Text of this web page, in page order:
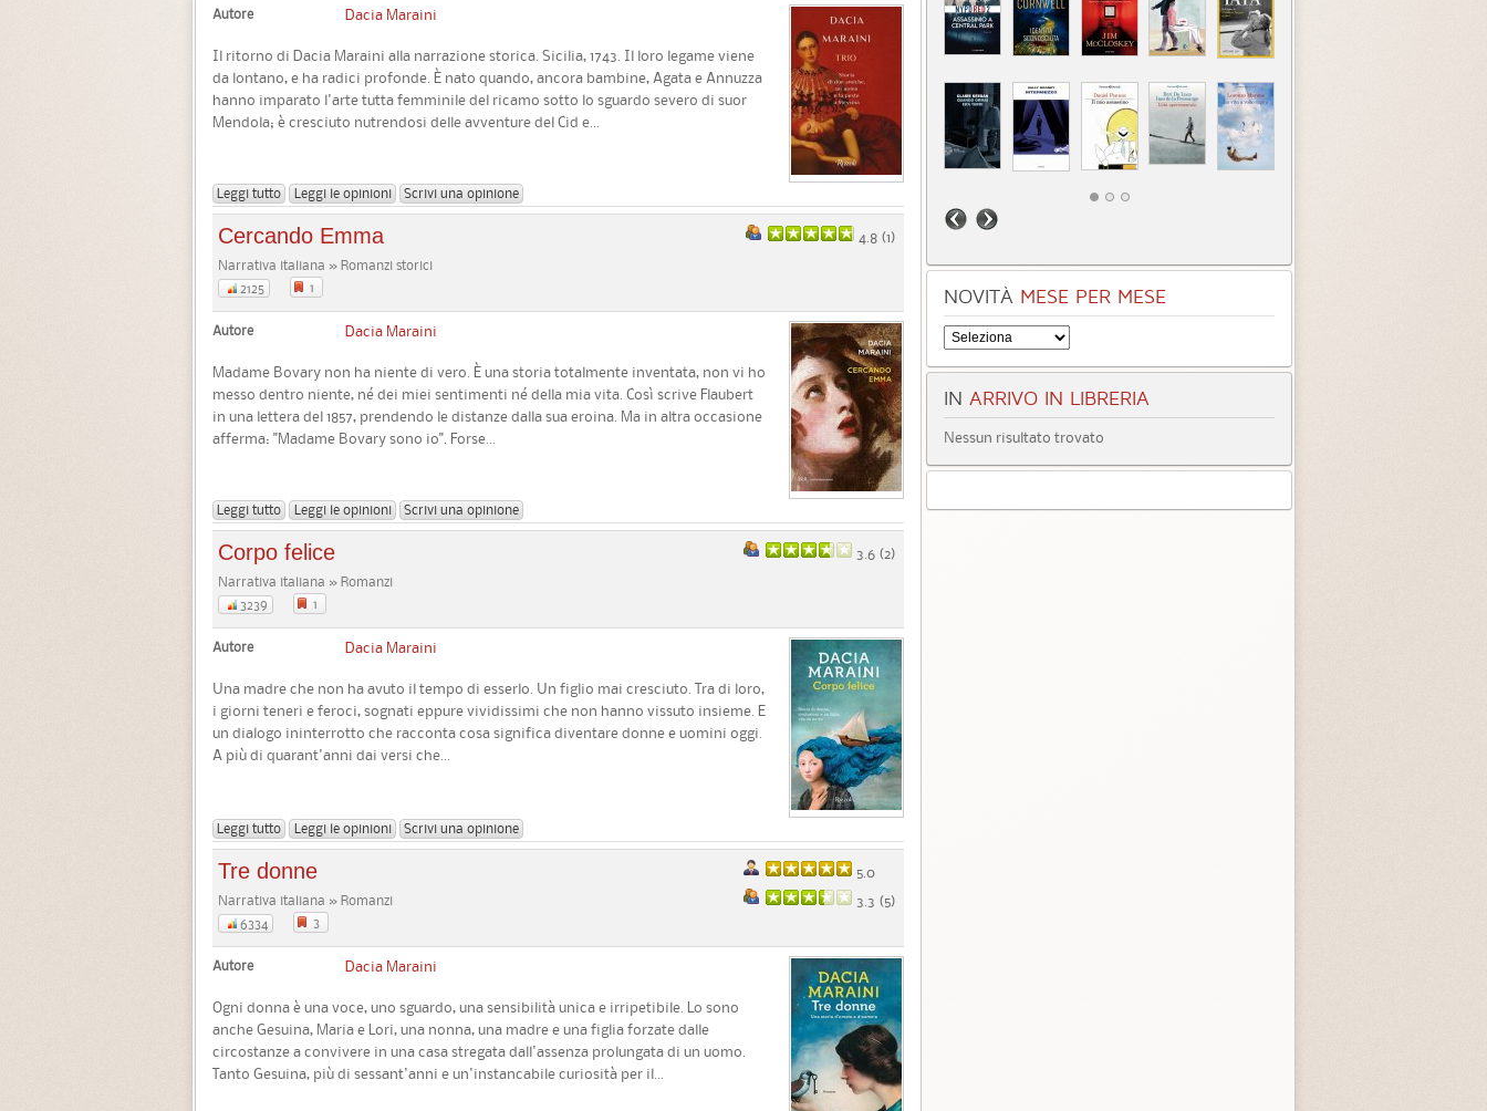
Autore Dacia Maraini
Il ritorno di Dacia Maraini alla narrazione storica. Sicilia, 1743. Il loro legame viene
da lontano, e ha radici profonde. È nato quando, ancora bambine, Agata e Annuzza
hanno imparato l'arte tutta femminile del ricamo sotto lo sguardo severo di suor
Mendola; è cresciuto nutrendosi delle avventure del Cid e...
Leggi tutto Leggi le opinioni Scrivi una opinione
4.8 (1)
Cercando Emma
Narrativa italiana » Romanzi storici
2125
1
Autore Dacia Maraini
Madame Bovary non ha niente di vero. È una storia totalmente inventata, non vi ho
messo dentro niente, né dei miei sentimenti né della mia vita. Così scrive Flaubert
in una lettera del 1857, prendendo le distanze dalla sua eroina. Ma in altra occasione
afferma: "Madame Bovary sono io". Forse...
Leggi tutto Leggi le opinioni Scrivi una opinione
3.6 (2)
Corpo felice
Narrativa italiana » Romanzi
3239
1
Autore Dacia Maraini
Una madre che non ha avuto il tempo di esserlo. Un figlio mai cresciuto. Tra di loro,
i giorni teneri e feroci, sognati eppure vividissimi che non hanno vissuto insieme. E
un dialogo ininterrotto che racconta cosa significa diventare donne e uomini oggi.
A più di quarant'anni dai versi che...
Leggi tutto Leggi le opinioni Scrivi una opinione
5.0
3.3 (5)
Tre donne
Narrativa italiana » Romanzi
6334
3
Autore Dacia Maraini
Ogni donna è una voce, uno sguardo, una sensibilità unica e irripetibile. Lo sono
anche Gesuina, Maria e Lori, una nonna, una madre e una figlia forzate dalle
circostanze a convivere in una casa stregata dall'assenza prolungata di un uomo.
Tanto Gesuina, più di sessant'anni e un'instancabile curiosità per il...
NOVITÀ MESE PER MESE
IN ARRIVO IN LIBRERIA
Nessun risultato trovato